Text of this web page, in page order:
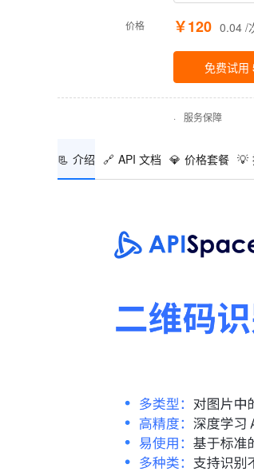
价格 ￥120 0.04 /
免费试用
· 服务保障
📃 介绍 🔗 API 文档 💎 价格套餐 💡